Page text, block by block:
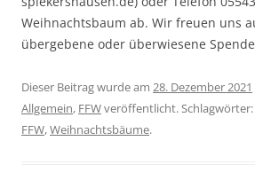
Weihnachtsbaum ab. Wir freuen uns
übergebene oder überwiesene
Dieser Beitrag wurde am 28. Dezember 2021
Allgemein, FFWveröffentlicht. Schlagwörter:
FFW,Weihnachtsbäume.